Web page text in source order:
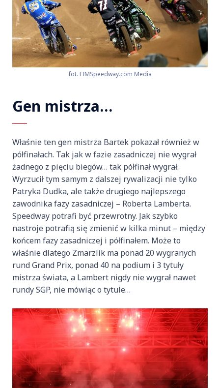
fot. FIMSpeedway.com Media
Gen mistrza…
Właśnie ten gen mistrza Bartek pokazał również w
półfinałach. Tak jak w fazie zasadniczej nie wygrał
żadnego z pięciu biegów… tak półfinał wygrał.
Wyrzucił tym samym z dalszej rywalizacji nie tylko
Patryka Dudka, ale także drugiego najlepszego
zawodnika fazy zasadniczej – Roberta Lamberta.
Speedway potrafi być przewrotny. Jak szybko
nastroje potrafią się zmienić w kilka minut – między
końcem fazy zasadniczej i półfinałem. Może to
właśnie dlatego Zmarzlik ma ponad 20 wygranych
rund Grand Prix, ponad 40 na podium i 3 tytuły
mistrza świata, a Lambert nigdy nie wygrał nawet
rundy SGP, nie mówiąc o tytule…